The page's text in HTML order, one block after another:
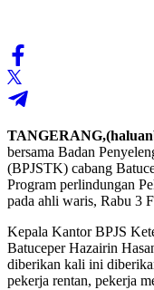
bersama Badan
(BPJSTK) cabang
Program perlindungan
pada ahli waris, Rabu 3
Kepala Kantor BPJS
Batuceper Hazairin
diberikan kali ini
pekerja rentan, pekerja